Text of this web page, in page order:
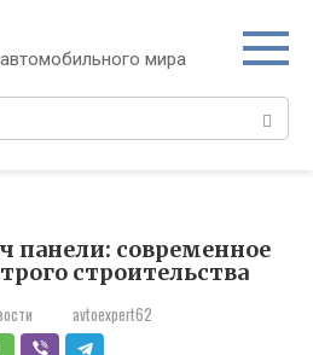
мира
панели: современное
строительства
avtoexpert62